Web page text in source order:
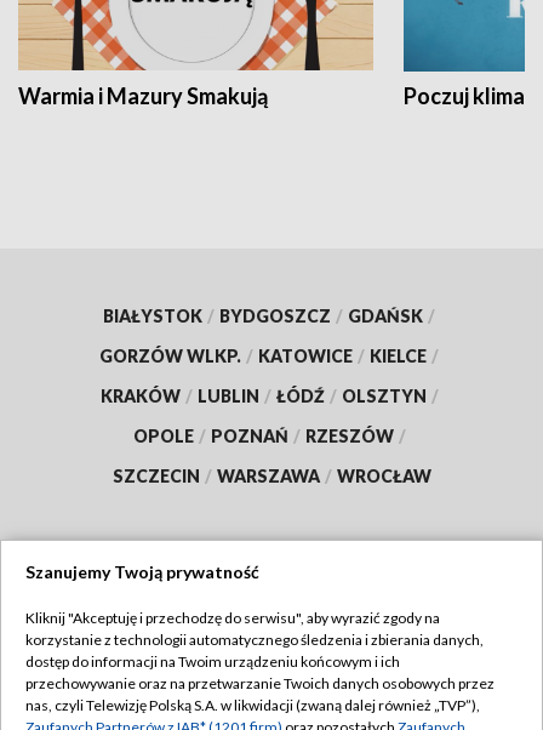
Warmia i Mazury Smakują Poczuj klimat
BIAŁYSTOK / BYDGOSZCZ / GDAŃSK /
GORZÓW WLKP. / KATOWICE / KIELCE /
KRAKÓW / LUBLIN / ŁÓDŹ / OLSZTYN /
OPOLE / POZNAŃ / RZESZÓW /
SZCZECIN / WARSZAWA / WROCŁAW
TVP
Abonament TVP
Emisja w TVP
Regulamin TVP
Szanujemy Twoją prywatność
Kliknij "Akceptuję i przechodzę do serwisu", aby wyrazić zgody na
korzystanie z technologii automatycznego śledzenia i zbierania danych,
dostęp do informacji na Twoim urządzeniu końcowym i ich
przechowywanie oraz na przetwarzanie Twoich danych osobowych przez
nas, czyli Telewizję Polską S.A. w likwidacji (zwaną dalej również „TVP”),